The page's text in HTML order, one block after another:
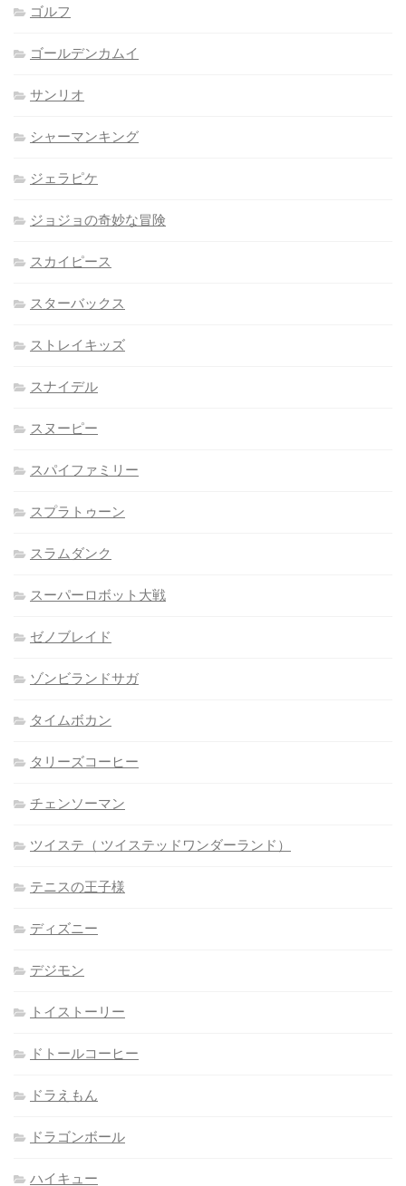
ゴルフ
ゴールデンカムイ
サンリオ
シャーマンキング
ジェラピケ
ジョジョの奇妙な冒険
スカイピース
スターバックス
ストレイキッズ
スナイデル
スヌーピー
スパイファミリー
スプラトゥーン
スラムダンク
スーパーロボット大戦
ゼノブレイド
ゾンビランドサガ
タイムボカン
タリーズコーヒー
チェンソーマン
ツイステ（ ツイステッドワンダーランド）
テニスの王子様
ディズニー
デジモン
トイストーリー
ドトールコーヒー
ドラえもん
ドラゴンボール
ハイキュー